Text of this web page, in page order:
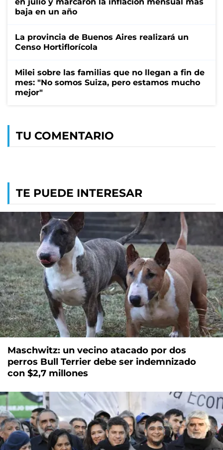
baja en un año
La provincia de Buenos Aires realizará un
Censo Hortiflorícola
Milei sobre las familias que no llegan a fin de
mes: "No somos Suiza, pero estamos mucho
mejor"
TU COMENTARIO
TE PUEDE INTERESAR
Maschwitz: un vecino atacado por dos
perros Bull Terrier debe ser indemnizado
con $2,7 millones